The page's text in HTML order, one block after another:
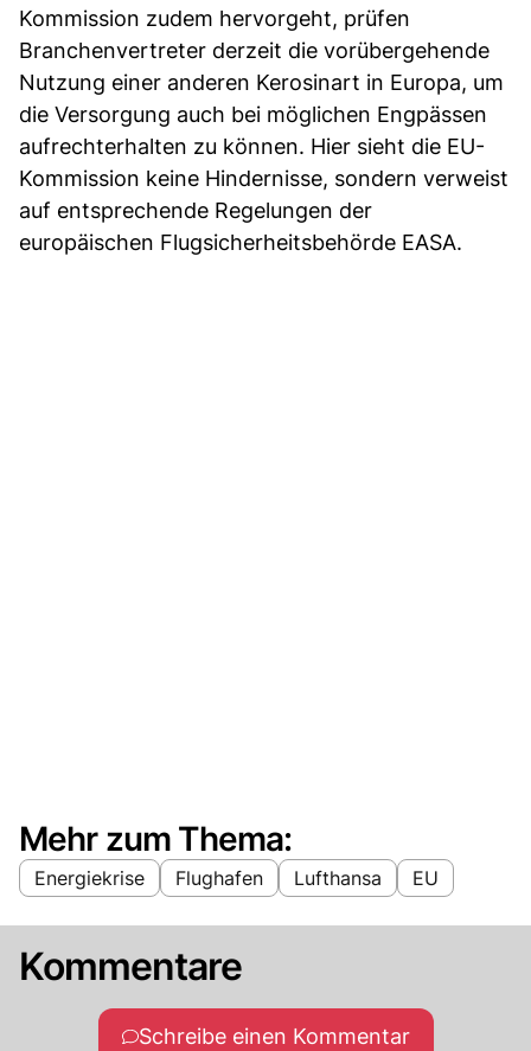
Kommission zudem hervorgeht, prüfen
Branchenvertreter derzeit die vorübergehende
Nutzung einer anderen Kerosinart in Europa, um
die Versorgung auch bei möglichen Engpässen
aufrechterhalten zu können. Hier sieht die EU-
Kommission keine Hindernisse, sondern verweist
auf entsprechende Regelungen der
europäischen Flugsicherheitsbehörde EASA.
Mehr zum Thema:
Energiekrise Flughafen Lufthansa EU
Kommentare
Schreibe einen Kommentar